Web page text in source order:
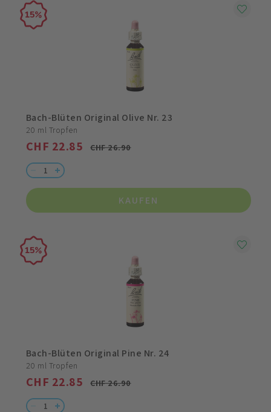
15
Bach-Blüten Original Olive Nr. 23
20 ml Tropfen
CHF 26.90
CHF 22.85
KAUFEN
15
Bach-Blüten Original Pine Nr. 24
20 ml Tropfen
CHF 26.90
CHF 22.85